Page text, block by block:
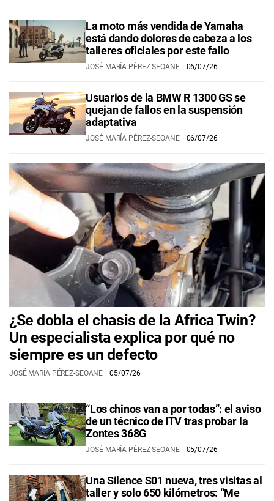
La moto más vendida de Yamaha
está dando dolores de cabeza a los
talleres oficiales por este fallo
JOSÉ MARÍA PÉREZ-SEOANE 06/07/26
Usuarios de la BMW R 1300 GS se
quejan de fallos en la suspensión
adaptativa
JOSÉ MARÍA PÉREZ-SEOANE 06/07/26
¿Se dobla el chasis de la Africa Twin?
Un especialista explica por qué no
siempre es un defecto
JOSÉ MARÍA PÉREZ-SEOANE 05/07/26
“Los chinos van a por todas”: el aviso
de un técnico de ITV tras probar la
Zontes 368G
JOSÉ MARÍA PÉREZ-SEOANE 05/07/26
Una Silence S01 nueva, tres visitas al
taller y solo 650 kilómetros: “Me